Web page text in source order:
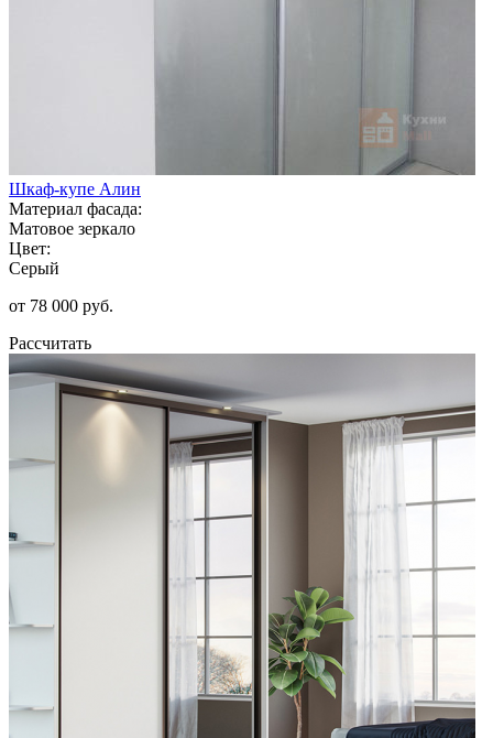
Шкаф-купе Алин
Материал фасада:
Матовое зеркало
Цвет:
Серый
от 78 000 руб.
Рассчитать